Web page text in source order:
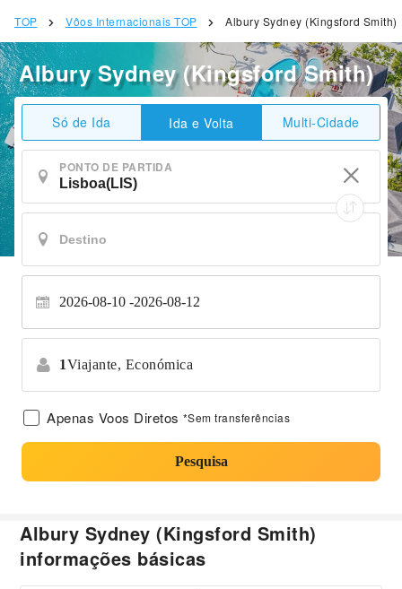
TOP Vôos Internacionais TOP Albury Sydney (Kingsford Smith)
Albury Sydney (Kingsford Smith)
Só de Ida Ida e Volta Multi-Cidade
PONTO DE PARTIDA
2026-08-10 2026-08-12
1Viajante, Económica
Apenas Voos Diretos *Sem transferências
Pesquisa
Albury Sydney (Kingsford Smith)
informações básicas